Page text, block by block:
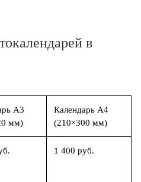
в
А3
мм)
Календарь А4
(210×300 мм)
1 400 руб.